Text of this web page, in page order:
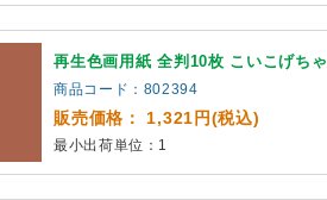
再生色画用紙 全判10枚 こいこげちゃ
商品コード：802394
販売価格： 1,321円(税込)
最小出荷単位：1